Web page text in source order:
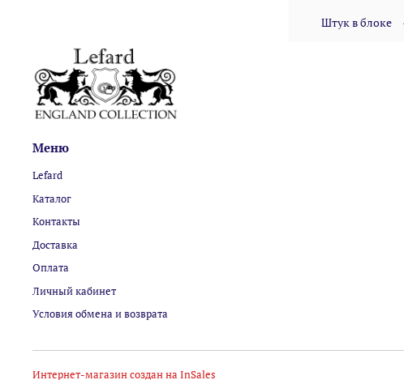
Штук в блоке
Меню
Lefard
Каталог
Контакты
Доставка
Оплата
Личный кабинет
Условия обмена и возврата
Интернет-магазин создан на InSales